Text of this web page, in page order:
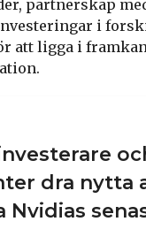
partnerskap
i
att ligga i
dra nytta
Nvidias